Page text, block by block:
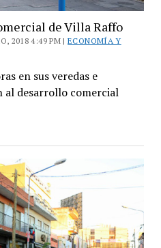
de Villa Raffo
2018 4:49 PM |ECONOMÍA Y
en sus veredas e
al desarrollo comercial